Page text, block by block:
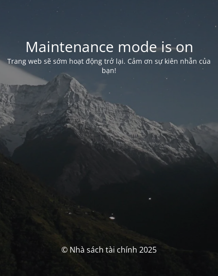
Maintenance mode is on
Trang web sẽ sớm hoạt động trở lại. Cảm ơn sự kiên nhẫn của
bạn!
© Nhà sách tài chính 2025